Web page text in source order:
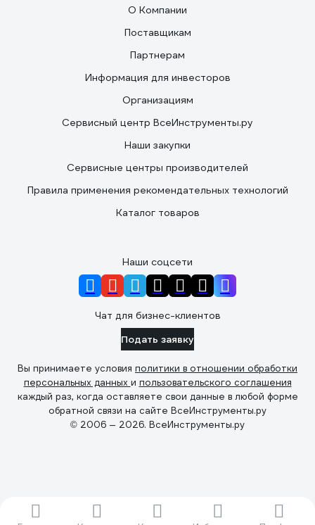
О Компании
Поставщикам
Партнерам
Информация для инвесторов
Организациям
Сервисный центр ВсеИнструменты.ру
Наши закупки
Сервисные центры производителей
Правила применения рекомендательных технологий
Каталог товаров
Наши соцсети
Чат для бизнес-клиентов
Подать заявку
Вы принимаете условия политики в отношении обработки
персональных данных и пользовательского соглашения
каждый раз, когда оставляете свои данные в любой форме
обратной связи на сайте ВсеИнструменты.ру
© 2006 — 2026. ВсеИнструменты.ру